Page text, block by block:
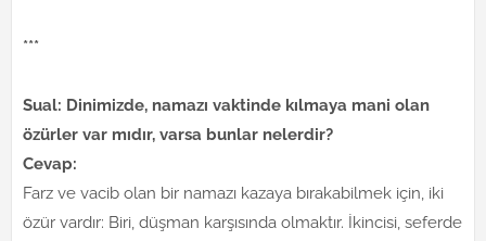
***
Sual: Dinimizde, namazı vaktinde kılmaya mani olan
özürler var mıdır, varsa bunlar nelerdir?
Cevap:
Farz ve vacib olan bir namazı kazaya bırakabilmek için, iki
özür vardır: Biri, düşman karşısında olmaktır. İkincisi, seferde